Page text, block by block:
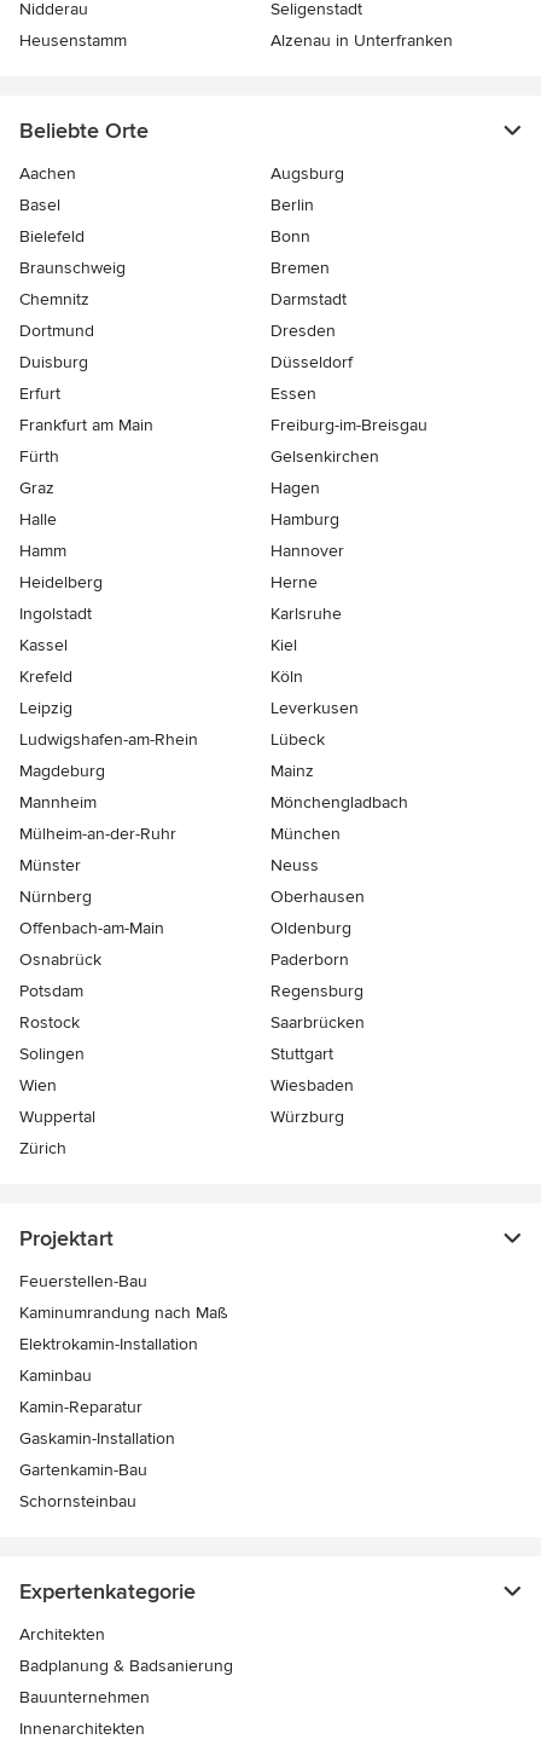
Nidderau
Seligenstadt
Heusenstamm
Alzenau in Unterfranken
Beliebte Orte
Aachen
Augsburg
Basel
Berlin
Bielefeld
Bonn
Braunschweig
Bremen
Chemnitz
Darmstadt
Dortmund
Dresden
Duisburg
Düsseldorf
Erfurt
Essen
Frankfurt am Main
Freiburg-im-Breisgau
Fürth
Gelsenkirchen
Graz
Hagen
Halle
Hamburg
Hamm
Hannover
Heidelberg
Herne
Ingolstadt
Karlsruhe
Kassel
Kiel
Krefeld
Köln
Leipzig
Leverkusen
Ludwigshafen-am-Rhein
Lübeck
Magdeburg
Mainz
Mannheim
Mönchen­gladbach
Mülheim-an-der-Ruhr
München
Münster
Neuss
Nürnberg
Oberhausen
Offenbach-am-Main
Oldenburg
Osnabrück
Paderborn
Potsdam
Regensburg
Rostock
Saarbrücken
Solingen
Stuttgart
Wien
Wiesbaden
Wuppertal
Würzburg
Zürich
Projektart
Feuerstellen-Bau
Kaminumrandung nach Maß
Elektrokamin-Installation
Kaminbau
Kamin-Reparatur
Gaskamin-Installation
Gartenkamin-Bau
Schornsteinbau
Expertenkategorie
Architekten
Badplanung & Badsanierung
Bauunternehmen
Innenarchitekten